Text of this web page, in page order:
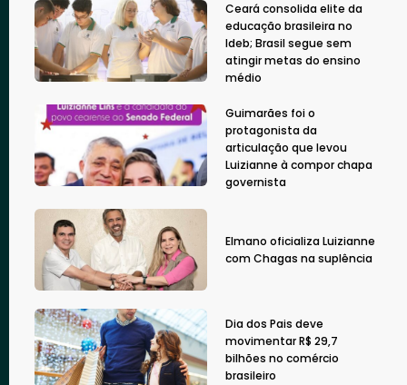
Ceará consolida elite da
educação brasileira no
Ideb; Brasil segue sem
atingir metas do ensino
médio
Guimarães foi o
protagonista da
articulação que levou
Luizianne à compor chapa
governista
Elmano oficializa Luizianne
com Chagas na suplência
Dia dos Pais deve
movimentar R$ 29,7
bilhões no comércio
brasileiro